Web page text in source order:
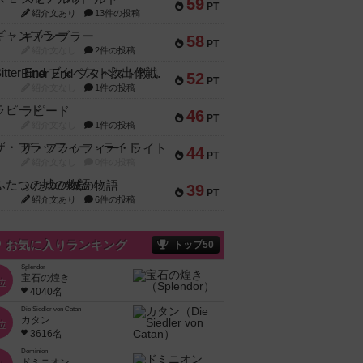
59 PT
紹介文あり 13件の投稿
58 PT
ギャンブラー
2件の投稿
52 PT
Bitter End ブタペスト救出作戦
1件の投稿
46 PT
ラピード
1件の投稿
44 PT
ザ・フラッフィー・ライト
39 PT
ふたつの城の物語
紹介文あり 6件の投稿
お気に入りランキング トップ50
Splendor
宝石の煌き
4040名
Die Siedler von Catan
カタン
3616名
Dominion